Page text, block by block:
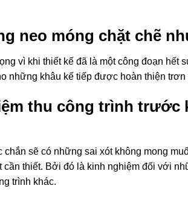
neo móng chặt chẽ
vì khi thiết kế đã là một công đoạn hết
những khâu kế tiếp được hoàn thiện trơn
thu công trình trước
chắn sẽ có những sai xót không mong
cần thiết. Bởi đó là kinh nghiệm đối với
trình khác.